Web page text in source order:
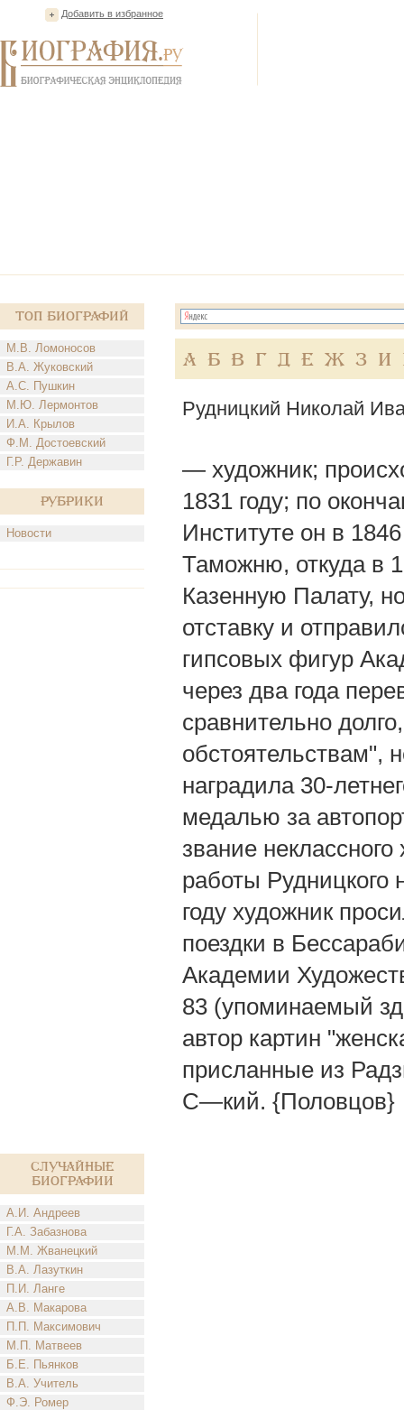
Добавить в избранное
Топ Биографий
М.В. Ломоносов
В.А. Жуковский
А.С. Пушкин
М.Ю. Лермонтов
И.А. Крылов
Ф.М. Достоевский
Г.Р. Державин
Рубрики
Новости
Случайные
биографии
А.И. Андреев
Г.А. Забазнова
М.М. Жванецкий
В.А. Лазуткин
П.И. Ланге
А.В. Макарова
П.П. Максимович
М.П. Матвеев
Б.Е. Пьянков
В.А. Учитель
Ф.Э. Ромер
А Б В Г Д Е Ж З И
Рудницкий Николай
— художник;
1831 году; по
Институте он в
Таможню, откуда в
Казенную Палату,
отставку и
гипсовых фигур
через два года
сравнительно
обстоятельствам",
наградила 30-
медалью за
звание
работы Рудницкого
году художник
поездки в
Академии
83 (упоминаемый
автор картин
присланные из
С—кий. {Половцов}